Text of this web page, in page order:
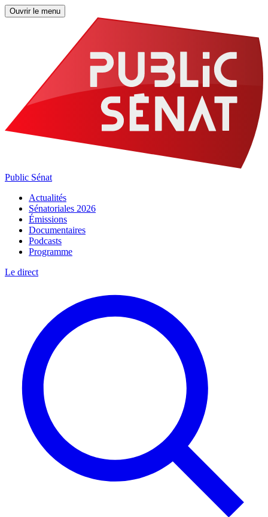
Ouvrir le menu
Public Sénat
Actualités
Sénatoriales 2026
Émissions
Documentaires
Podcasts
Programme
Le direct